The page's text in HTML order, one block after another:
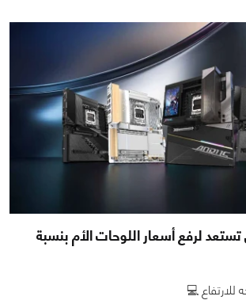
لرفع أسعار اللوحات الأم بنسبة
للارتفاع 💻